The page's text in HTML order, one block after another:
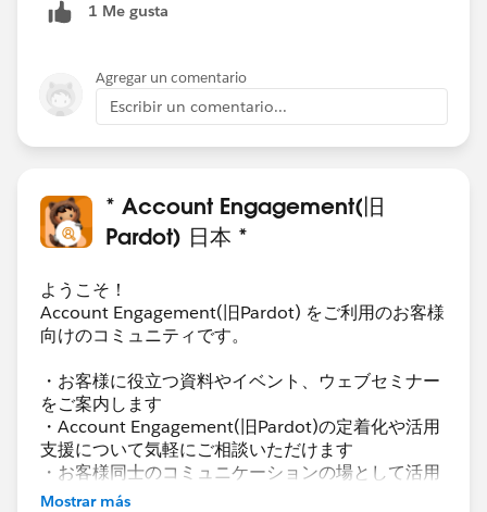
1 Me gusta
Agregar un comentario
Escribir un comentario...
* Account Engagement(旧
Pardot) 日本 *
ようこそ！
Account Engagement(旧Pardot) をご利用のお客様
向けのコミュニティです。
・お客様に役立つ資料やイベント、ウェブセミナー
をご案内します
・Account Engagement(旧Pardot)の定着化や活用
支援について気軽にご相談いただけます
・お客様同士のコミュニケーションの場として活用
いただけます
Mostrar más